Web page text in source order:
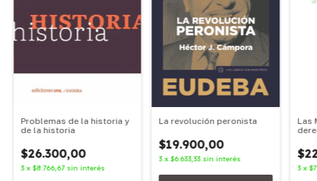
Problemas de la historia y
de la historia
$26.300,00
3 x $8.766,67 sin interés
La revolución peronista
$19.900,00
3 x$6.633,33 sin interés
Las
3 x